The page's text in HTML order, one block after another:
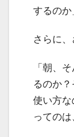
するのか
さらに、
「朝、
るのか
使い方な
ってのは